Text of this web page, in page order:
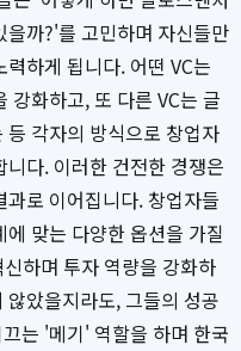
까?'를 고민하며 자신들만
하게 됩니다. 어떤 VC는
강화하고, 또 다른 VC는 글
각자의 방식으로 창업자
다. 이러한 건전한 경쟁은
로 이어집니다. 창업자들
맞는 다양한 옵션을 가질
하며 투자 역량을 강화하
았을지라도, 그들의 성공
는 '메기' 역할을 하며 한국